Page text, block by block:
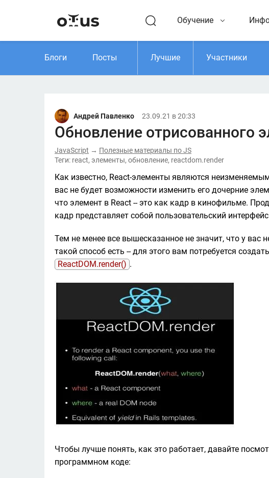
Обучение
Блоги Посты Лучшие Участники
Андрей Павленко 23.09.21 в 20:33
Обновление отрисованного
JavaScript → Полезные материалы по JS
Теги: react, элементы, обновление, reactdom.render
Как известно, React-элементы являются
вас не будет возможности изменить его дочерние
что элемент в React -- это как кадр в кинофильме.
кадр представляет собой пользовательский
Тем не менее все вышесказанное не значит, что у вас
ReactDOM.render() .
Чтобы лучше понять, как это работает, давайте
программном коде: